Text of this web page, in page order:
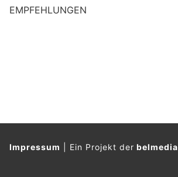
EMPFEHLUNGEN
Impressum Ein Projekt derbelmedia